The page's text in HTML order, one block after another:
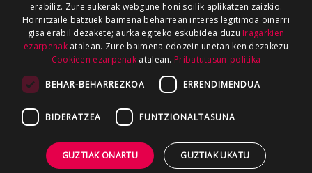
erabiliz. Zure aukerak webgune honi soilik aplikatzen zaizkio.
Hornitzaile batzuek baimena beharrean interes legitimoa oinarri
gisa erabil dezakete; aurka egiteko eskubidea duzu Iragarkien
ezarpenakatalean. Zure baimena edozein unetan ken dezakezu
Cookieen ezarpenak atalean. Pribatutasun-politika
BEHAR-BEHARREZKOA ERRENDIMENDUA
BIDERATZEA FUNTZIONALTASUNA
GUZTIAK ONARTU GUZTIAK UKATU